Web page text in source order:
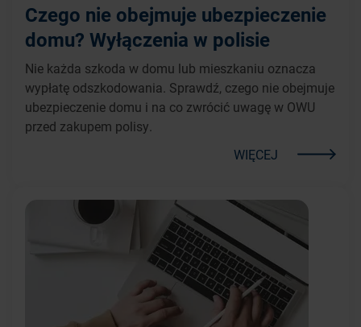
Czego nie obejmuje ubezpieczenie
domu? Wyłączenia w polisie
Nie każda szkoda w domu lub mieszkaniu oznacza
wypłatę odszkodowania. Sprawdź, czego nie obejmuje
ubezpieczenie domu i na co zwrócić uwagę w OWU
przed zakupem polisy.
WIĘCEJ